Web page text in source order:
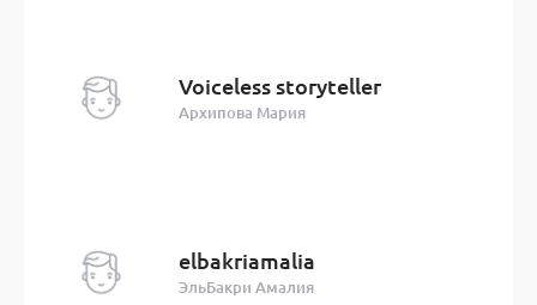
Voiceless storyteller
Архипова Мария
elbakriamalia
ЭльБакри Амалия